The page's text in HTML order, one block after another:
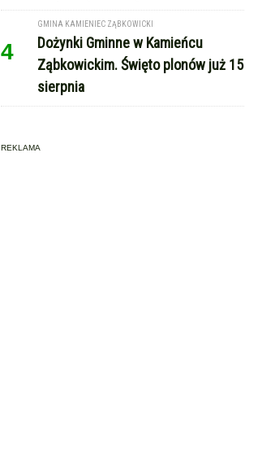
4
GMINA KAMIENIEC ZĄBKOWICKI
Dożynki Gminne w Kamieńcu
Ząbkowickim. Święto plonów już 15
sierpnia
REKLAMA